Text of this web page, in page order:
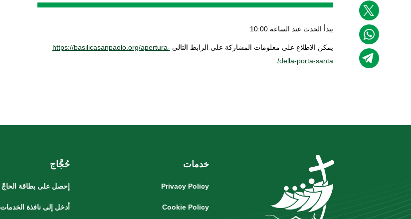
يبدأ الحدث عند الساعة 10:00
يمكن الاطلاع على معلومات المشاركة على الرابط التالي https://basilicasanpaolo.org/apertura-
della-porta-santa/
خدمات
Privacy Policy
Cookie Policy
حُجَّاج
إحصل على بطاقة الحاجّ
أدخل إلى نافذة الخدمات